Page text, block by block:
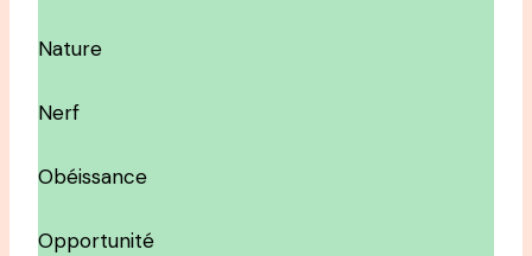
Nature
Nerf
Obéissance
Opportunité